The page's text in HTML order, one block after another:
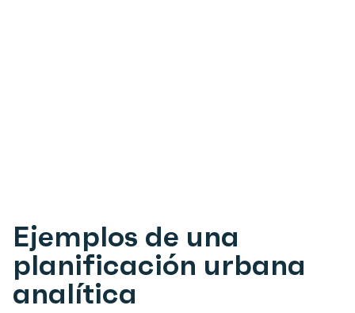
Ejemplos de una
planificación urbana
analítica